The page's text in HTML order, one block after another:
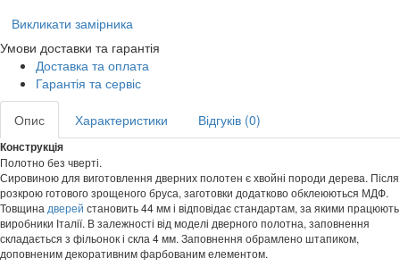
Викликати замірника
Умови доставки та гарантія
Доставка та оплата
Гарантія та сервіс
Опис Характеристики Відгуків (0)
Конструкція
Полотно без чверті.
Сировиною для виготовлення дверних полотен є хвойні породи дерева. Після
розкрою готового зрощеного бруса, заготовки додатково обклеюються МДФ.
Товщина дверей становить 44 мм і відповідає стандартам, за якими працюють
виробники Італії. В залежності від моделі дверного полотна, заповнення
складається з фільонок і скла 4 мм. Заповнення обрамлено штапиком,
доповненим декоративним фарбованим елементом.